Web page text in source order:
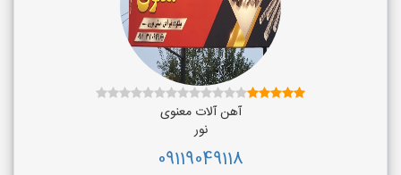
آهن آلات معنوی
نور
09119049118